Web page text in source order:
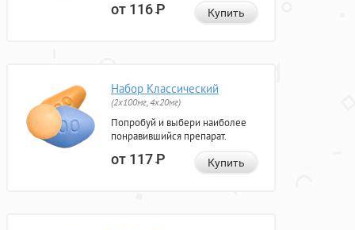
от 116Р Купить
Набор Классический
(2x100мг, 4x20мг)
Попробуй и выбери наиболее
понравившийся препарат.
от 117Р Купить